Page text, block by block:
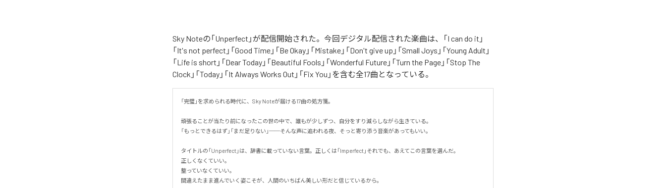
Sky Noteの「Unperfect」が配信開始された。今回デジタル配信された楽曲は、「I can do it」
「It's not perfect」「Good Time」「Be Okay」「Mistake」「Don't give up」「Small Joys」「Young Adult」
「Life is short」「Dear Today」「Beautiful Fools」「Wonderful Future」「Turn the Page」「Stop The
Clock」「Today」「It Always Works Out」「Fix You」を含む全17曲となっている。
「完璧」を求められる時代に、Sky Noteが届ける17曲の処方箋。
頑張ることが当たり前になったこの世の中で、誰もが少しずつ、自分をすり減らしながら生きている。
「もっとできるはず」「まだ足りない」──そんな声に追われる夜、そっと寄り添う音楽があってもいい。
タイトルの「Unperfect」は、辞書に載っていない言葉。正しくは「Imperfect」それでも、あえてこの言葉を選んだ。
正しくなくていい。
整っていなくていい。
間違えたまま進んでいく姿こそが、人間のいちばん美しい形だと信じているから。